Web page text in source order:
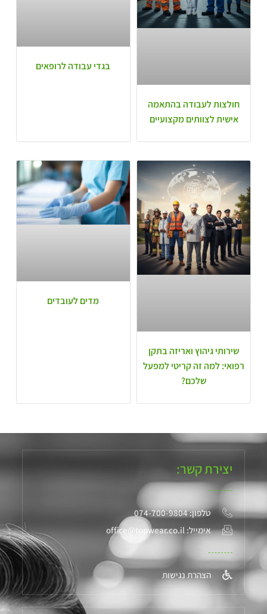
חולצות לעבודה בהתאמה
אישית לצוותים מקצועיים
בגדי עבודה לרופאים
שירותי גיהוץ ואריזה בתקן
רפואי: למה זה קריטי למפעל
שלכם?
מדים לעובדים
יצירת קשר:
טלפון: 074-700-9804
אימייל: office@topwear.co.il
הצהרת נגישות